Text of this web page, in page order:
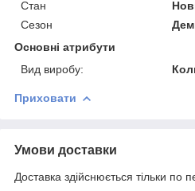
Стан
Сезон
Основні атрибути
Вид виробу:
Приховати
Умови доставки
Доставка здійснюється тільки по